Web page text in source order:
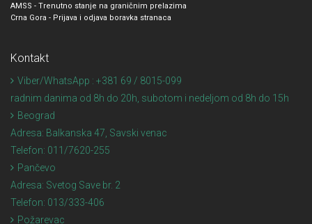
AMSS - Trenutno stanje na graničnim prelazima
Crna Gora - Prijava i odjava boravka stranaca
Kontakt
Viber/WhatsApp : +381 69 / 8015-099
radnim danima od 8h do 20h, subotom i nedeljom od 8h do 15h
Beograd
Adresa: Balkanska 47, Savski venac
Telefon: 011/7620-255
Pančevo
Adresa: Svetog Save br. 2
Telefon: 013/333-406
Požarevac